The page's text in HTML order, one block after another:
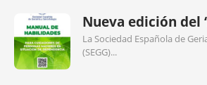
Nueva edición del
La Sociedad Española de
(SEGG)...